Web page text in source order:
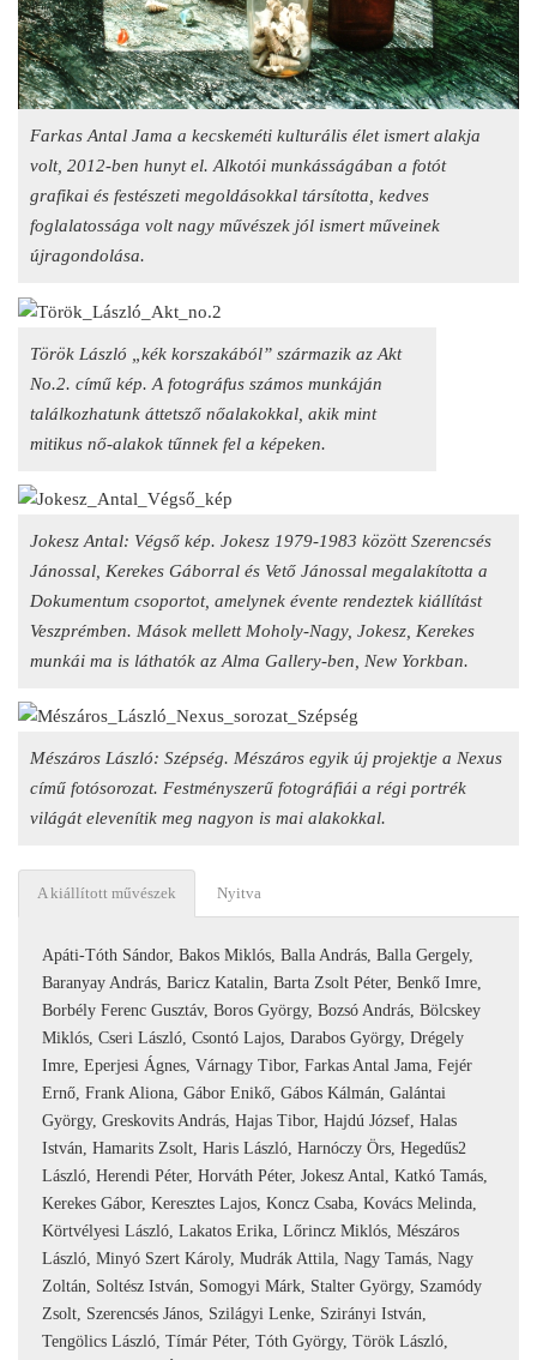
Farkas Antal Jama a kecskeméti kulturális élet ismert alakja
volt, 2012-ben hunyt el. Alkotói munkásságában a fotót
grafikai és festészeti megoldásokkal társította, kedves
foglalatossága volt nagy művészek jól ismert műveinek
újragondolása.
Török László „kék korszakából” származik az Akt
No.2. című kép. A fotográfus számos munkáján
találkozhatunk áttetsző nőalakokkal, akik mint
mitikus nő-alakok tűnnek fel a képeken.
Jokesz Antal: Végső kép. Jokesz 1979-1983 között Szerencsés
Jánossal, Kerekes Gáborral és Vető Jánossal megalakította a
Dokumentum csoportot, amelynek évente rendeztek kiállítást
Veszprémben. Mások mellett Moholy-Nagy, Jokesz, Kerekes
munkái ma is láthatók az Alma Gallery-ben, New Yorkban.
Mészáros László: Szépség. Mészáros egyik új projektje a Nexus
című fotósorozat. Festményszerű fotográfiái a régi portrék
világát elevenítik meg nagyon is mai alakokkal.
A kiállított művészek Nyitva
Apáti-Tóth Sándor, Bakos Miklós, Balla András, Balla Gergely,
Baranyay András, Baricz Katalin, Barta Zsolt Péter, Benkő Imre,
Borbély Ferenc Gusztáv, Boros György, Bozsó András, Bölcskey
Miklós, Cseri László, Csontó Lajos, Darabos György, Drégely
Imre, Eperjesi Ágnes, Várnagy Tibor, Farkas Antal Jama, Fejér
Ernő, Frank Aliona, Gábor Enikő, Gábos Kálmán, Galántai
György, Greskovits András, Hajas Tibor, Hajdú József, Halas
István, Hamarits Zsolt, Haris László, Harnóczy Örs, Hegedűs2
László, Herendi Péter, Horváth Péter, Jokesz Antal, Katkó Tamás,
Kerekes Gábor, Keresztes Lajos, Koncz Csaba, Kovács Melinda,
Körtvélyesi László, Lakatos Erika, Lőrincz Miklós, Mészáros
László, Minyó Szert Károly, Mudrák Attila, Nagy Tamás, Nagy
Zoltán, Soltész István, Somogyi Márk, Stalter György, Szamódy
Zsolt, Szerencsés János, Szilágyi Lenke, Szirányi István,
Tengölics László, Tímár Péter, Tóth György, Török László,